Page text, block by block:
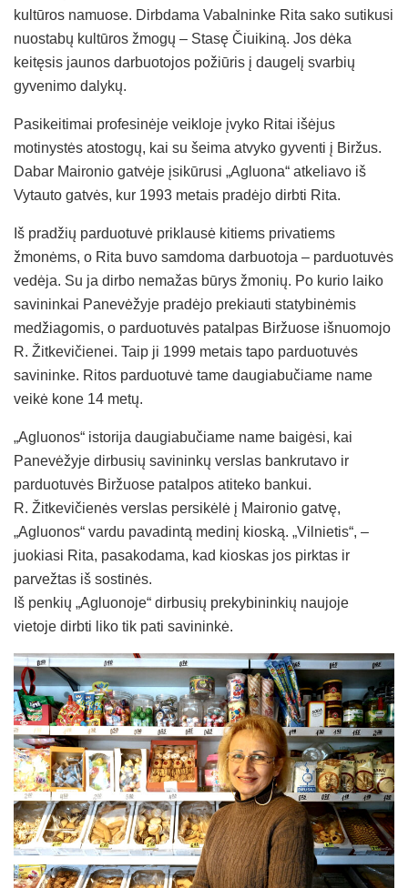
kultūros namuose. Dirbdama Vabalninke Rita sako sutikusi
nuostabų kultūros žmogų – Stasę Čiuikiną. Jos dėka
keitęsis jaunos darbuotojos požiūris į daugelį svarbių
gyvenimo dalykų.
Pasikeitimai profesinėje veikloje įvyko Ritai išėjus
motinystės atostogų, kai su šeima atvyko gyventi į Biržus.
Dabar Maironio gatvėje įsikūrusi „Agluona“ atkeliavo iš
Vytauto gatvės, kur 1993 metais pradėjo dirbti Rita.
Iš pradžių parduotuvė priklausė kitiems privatiems
žmonėms, o Rita buvo samdoma darbuotoja – parduotuvės
vedėja. Su ja dirbo nemažas būrys žmonių. Po kurio laiko
savininkai Panevėžyje pradėjo prekiauti statybinėmis
medžiagomis, o parduotuvės patalpas Biržuose išnuomojo
R. Žitkevičienei. Taip ji 1999 metais tapo parduotuvės
savininke. Ritos parduotuvė tame daugiabučiame name
veikė kone 14 metų.
„Agluonos“ istorija daugiabučiame name baigėsi, kai
Panevėžyje dirbusių savininkų verslas bankrutavo ir
parduotuvės Biržuose patalpos atiteko bankui.
R. Žitkevičienės verslas persikėlė į Maironio gatvę,
„Agluonos“ vardu pavadintą medinį kioską. „Vilnietis“, –
juokiasi Rita, pasakodama, kad kioskas jos pirktas ir
parvežtas iš sostinės.
Iš penkių „Agluonoje“ dirbusių prekybininkių naujoje
vietoje dirbti liko tik pati savininkė.